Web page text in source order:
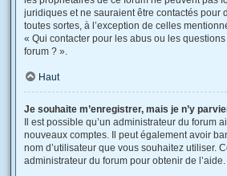
juridiques et ne sauraient être contactés pour
toutes sortes, à l’exception de celles
« Qui contacter pour les abus ou les
forum ? ».
Haut
Je souhaite m’enregistrer, mais je n’y
Il est possible qu’un administrateur du forum
nouveaux comptes. Il peut également avoir
nom d’utilisateur que vous souhaitez utiliser.
administrateur du forum pour obtenir de l’aide.